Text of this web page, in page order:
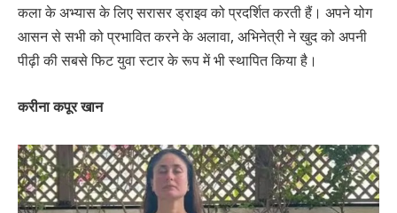
कला के अभ्यास के लिए सरासर ड्राइव को प्रदर्शित करती हैं। अपने योग
आसन से सभी को प्रभावित करने के अलावा, अभिनेत्री ने खुद को अपनी
पीढ़ी की सबसे फिट युवा स्टार के रूप में भी स्थापित किया है।
करीना कपूर खान